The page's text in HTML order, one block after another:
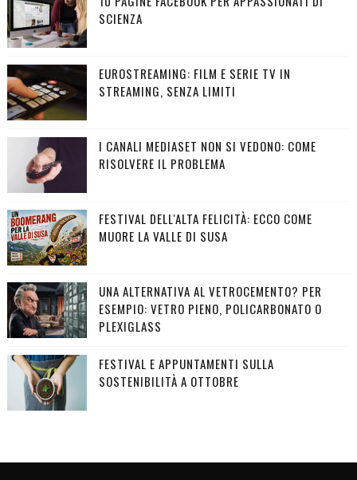
SCIENZA
EUROSTREAMING: FILM E SERIE TV IN
STREAMING, SENZA LIMITI
I CANALI MEDIASET NON SI VEDONO: COME
RISOLVERE IL PROBLEMA
FESTIVAL DELL'ALTA FELICITÀ: ECCO COME
MUORE LA VALLE DI SUSA
UNA ALTERNATIVA AL VETROCEMENTO? PER
ESEMPIO: VETRO PIENO, POLICARBONATO O
PLEXIGLASS
FESTIVAL E APPUNTAMENTI SULLA
SOSTENIBILITÀ A OTTOBRE